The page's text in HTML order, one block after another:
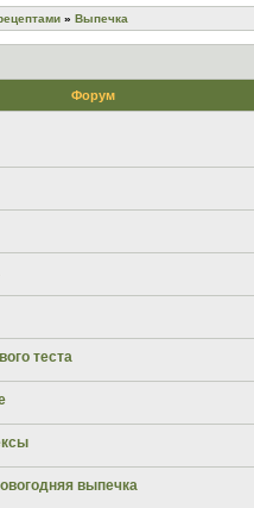
» Выпечка
Форум
теста
выпечка